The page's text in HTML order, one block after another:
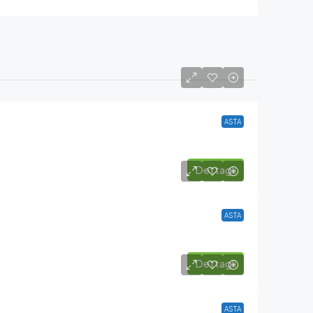
ASTA
Dettagli
ASTA
Dettagli
ASTA